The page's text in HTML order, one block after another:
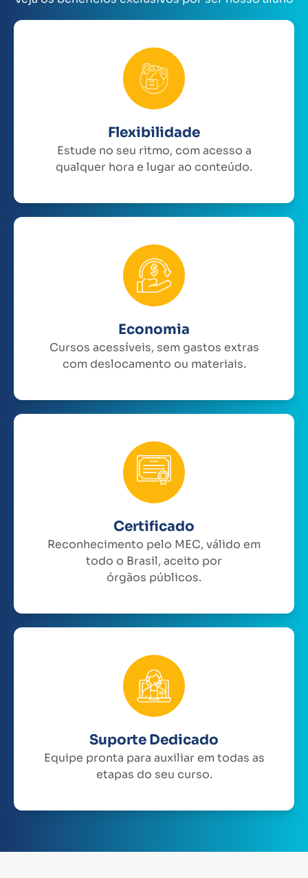
Flexibilidade
Estude no seu ritmo, com acesso a
qualquer hora e lugar ao conteúdo.
Economia
Cursos acessíveis, sem gastos extras
com deslocamento ou materiais.
Certificado
Reconhecimento pelo MEC, válido em
todo o Brasil, aceito por
órgãos públicos.
Suporte Dedicado
Equipe pronta para auxiliar em todas as
etapas do seu curso.